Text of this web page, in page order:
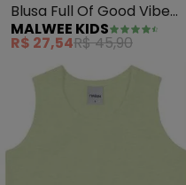
Blusa Full Of Good Vibe
(Lavanda)
MALWEE KIDS
R$ 27,54R$ 45,90